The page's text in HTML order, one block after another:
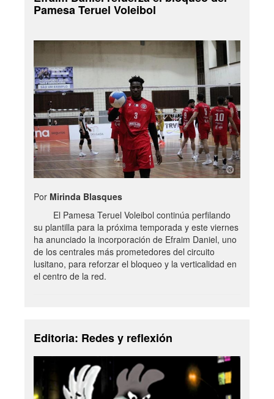
Pamesa Teruel Voleibol
Por Mirinda Blasques
El Pamesa Teruel Voleibol continúa perfilando
su plantilla para la próxima temporada y este viernes
ha anunciado la incorporación de Efraim Daniel, uno
de los centrales más prometedores del circuito
lusitano, para reforzar el bloqueo y la verticalidad en
el centro de la red.
Editoria: Redes y reflexión